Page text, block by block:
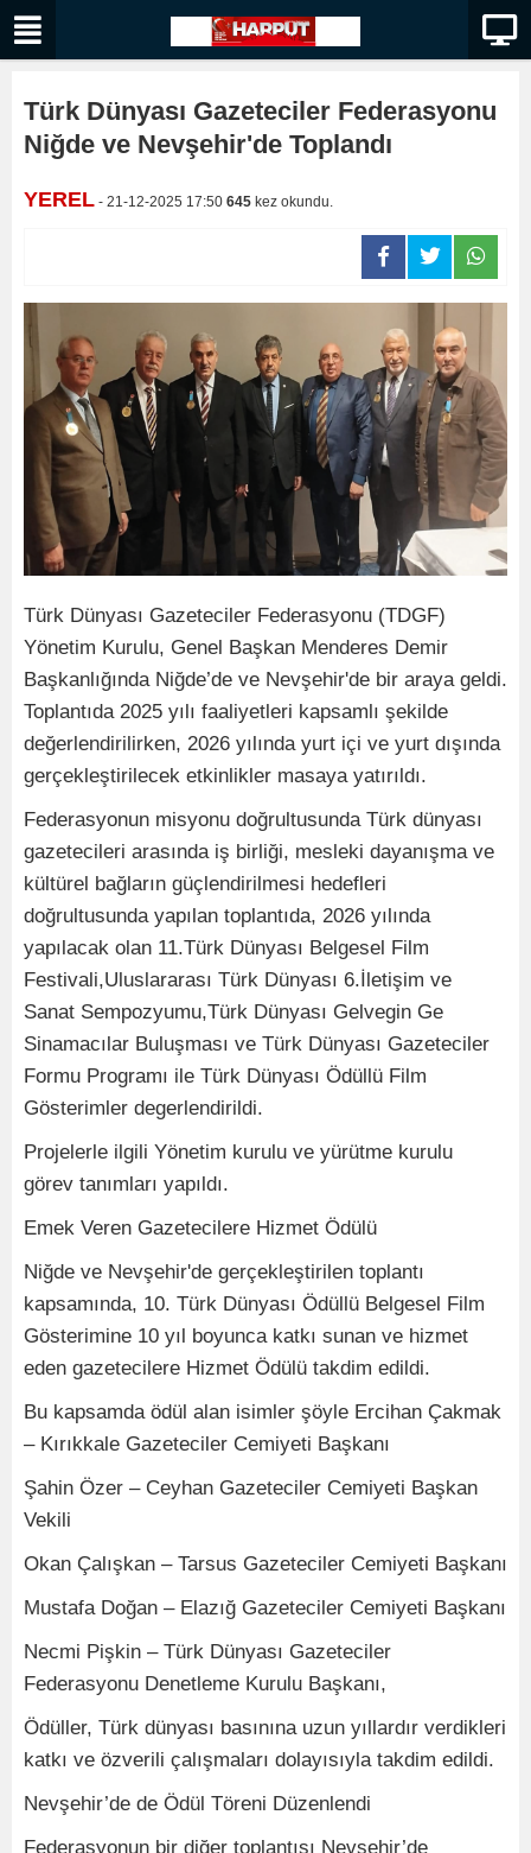
Türk Dünyası Gazeteciler Federasyonu
Niğde ve Nevşehir'de Toplandı
YEREL - 21-12-2025 17:50 645 kez okundu.
Türk Dünyası Gazeteciler Federasyonu (TDGF)
Yönetim Kurulu, Genel Başkan Menderes Demir
Başkanlığında Niğde’de ve Nevşehir'de bir araya geldi.
Toplantıda 2025 yılı faaliyetleri kapsamlı şekilde
değerlendirilirken, 2026 yılında yurt içi ve yurt dışında
gerçekleştirilecek etkinlikler masaya yatırıldı.
Federasyonun misyonu doğrultusunda Türk dünyası
gazetecileri arasında iş birliği, mesleki dayanışma ve
kültürel bağların güçlendirilmesi hedefleri
doğrultusunda yapılan toplantıda, 2026 yılında
yapılacak olan 11.Türk Dünyası Belgesel Film
Festivali,Uluslararası Türk Dünyası 6.İletişim ve
Sanat Sempozyumu,Türk Dünyası Gelvegin Ge
Sinamacılar Buluşması ve Türk Dünyası Gazeteciler
Formu Programı ile Türk Dünyası Ödüllü Film
Gösterimler degerlendirildi.
Projelerle ilgili Yönetim kurulu ve yürütme kurulu
görev tanımları yapıldı.
Emek Veren Gazetecilere Hizmet Ödülü
Niğde ve Nevşehir'de gerçekleştirilen toplantı
kapsamında, 10. Türk Dünyası Ödüllü Belgesel Film
Gösterimine 10 yıl boyunca katkı sunan ve hizmet
eden gazetecilere Hizmet Ödülü takdim edildi.
Bu kapsamda ödül alan isimler şöyle Ercihan Çakmak
– Kırıkkale Gazeteciler Cemiyeti Başkanı
Şahin Özer – Ceyhan Gazeteciler Cemiyeti Başkan
Vekili
Okan Çalışkan – Tarsus Gazeteciler Cemiyeti Başkanı
Mustafa Doğan – Elazığ Gazeteciler Cemiyeti Başkanı
Necmi Pişkin – Türk Dünyası Gazeteciler
Federasyonu Denetleme Kurulu Başkanı,
Ödüller, Türk dünyası basınına uzun yıllardır verdikleri
katkı ve özverili çalışmaları dolayısıyla takdim edildi.
Nevşehir’de de Ödül Töreni Düzenlendi
Federasyonun bir diğer toplantısı Nevşehir’de